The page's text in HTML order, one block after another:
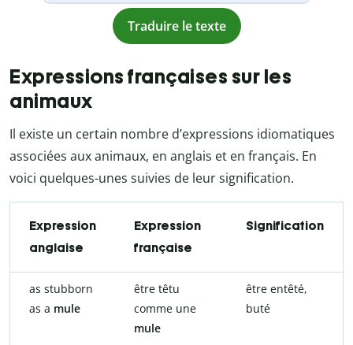
Traduire le texte
Expressions françaises sur les
animaux
Il existe un certain nombre d’expressions idiomatiques
associées aux animaux, en anglais et en français. En
voici quelques-unes suivies de leur signification.
Expression
anglaise
Expression
française
Signification
as stubborn
as a mule
être têtu
comme une
mule
être entêté,
buté